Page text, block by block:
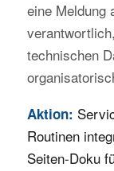
eine Meldung
technischen
Aktion:
Routinen
Seiten-Doku